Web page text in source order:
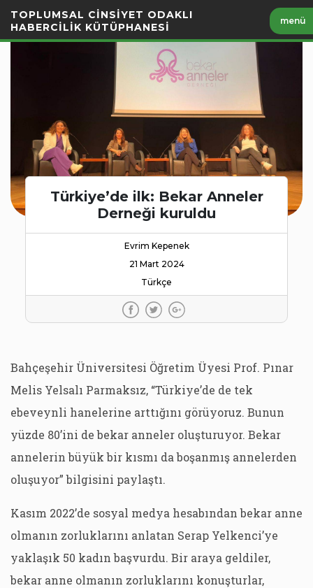
Geç
TOPLUMSAL CİNSİYET ODAKLI
HABERCİLİK KÜTÜPHANESİ
menü
Türkiye’de ilk: Bekar Anneler
Derneği kuruldu
Evrim Kepenek
21 Mart 2024
Türkçe
Bahçeşehir Üniversitesi Öğretim Üyesi Prof. Pınar
Melis Yelsalı Parmaksız, “Türkiye’de de tek
ebeveynli hanelerine arttığını görüyoruz. Bunun
yüzde 80’ini de bekar anneler oluşturuyor. Bekar
annelerin büyük bir kısmı da boşanmış annelerden
oluşuyor” bilgisini paylaştı.
Kasım 2022’de sosyal medya hesabından bekar anne
olmanın zorluklarını anlatan Serap Yelkenci’ye
yaklaşık 50 kadın başvurdu. Bir araya geldiler,
bekar anne olmanın zorluklarını konuşturlar,